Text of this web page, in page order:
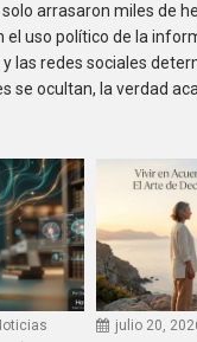
arrasaron miles de
uso político de la
las redes sociales
se ocultan, la verdad
julio 20,